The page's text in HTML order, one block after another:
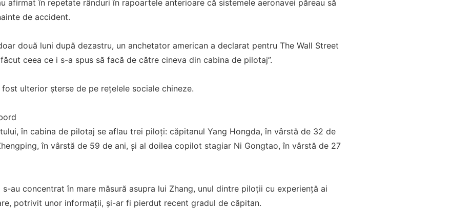
afirmat în repetate rânduri în rapoartele anterioare că sistemele aeronavei păreau să
de accident.
două luni după dezastru, un anchetator american a declarat pentru The Wall Street
ceea ce i s-a spus să facă de către cineva din cabina de pilotaj”.
ulterior șterse de pe rețelele sociale chineze.
în cabina de pilotaj se aflau trei piloți: căpitanul Yang Hongda, în vârstă de 32 de
în vârstă de 59 de ani, și al doilea copilot stagiar Ni Gongtao, în vârstă de 27
s-au concentrat în mare măsură asupra lui Zhang, unul dintre piloții cu experiență ai
potrivit unor informații, și-ar fi pierdut recent gradul de căpitan.